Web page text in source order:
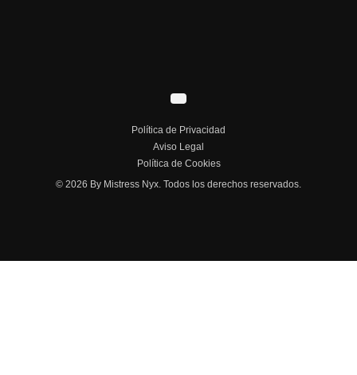
Política de Privacidad
Aviso Legal
Política de Cookies
© 2026 By Mistress Nyx. Todos los derechos reservados.